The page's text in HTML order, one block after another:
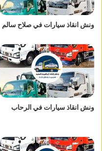
ونش انقاذ سيارات في صلاح سالم
ونش انقاذ سيارات في الرحاب